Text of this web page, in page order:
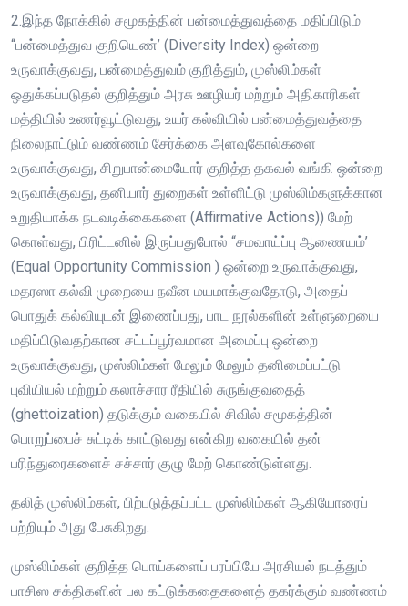
2.இந்த நோக்கில் சமூகத்தின் பன்மைத்துவத்தை மதிப்பிடும்
“பன்மைத்துவ குறியெண்’ (Diversity Index) ஒன்றை
உருவாக்குவது, பன்மைத்துவம் குறித்தும், முஸ்லிம்கள்
ஒதுக்கப்படுதல் குறித்தும் அரசு ஊழியர் மற்றும் அதிகாரிகள்
மத்தியில் உணர்வூட்டுவது, உயர் கல்வியில் பன்மைத்துவத்தை
நிலைநாட்டும் வண்ணம் சேர்க்கை அளவுகோல்களை
உருவாக்குவது, சிறுபான்மையோர் குறித்த தகவல் வங்கி ஒன்றை
உருவாக்குவது, தனியார் துறைகள் உள்ளிட்டு முஸ்லிம்களுக்கான
உறுதியாக்க நடவடிக்கைகளை (Affirmative Actions)) மேற்
கொள்வது, பிரிட்டனில் இருப்பதுபோல் “சமவாய்ப்பு ஆணையம்’
(Equal Opportunity Commission ) ஒன்றை உருவாக்குவது,
மதரஸா கல்வி முறையை நவீன மயமாக்குவதோடு, அதைப்
பொதுக் கல்வியுடன் இணைப்பது, பாட நூல்களின் உள்ளுறையை
மதிப்பிடுவதற்கான சட்டப்பூர்வமான அமைப்பு ஒன்றை
உருவாக்குவது, முஸ்லிம்கள் மேலும் மேலும் தனிமைப்பட்டு
புவியியல் மற்றும் கலாச்சார ரீதியில் சுருங்குவதைத்
(ghettoization) தடுக்கும் வகையில் சிவில் சமூகத்தின்
பொறுப்பைச் சுட்டிக் காட்டுவது என்கிற வகையில் தன்
பரிந்துரைகளைச் சச்சார் குழு மேற் கொண்டுள்ளது.
தலித் முஸ்லிம்கள், பிற்படுத்தப்பட்ட முஸ்லிம்கள் ஆகியோரைப்
பற்றியும் அது பேசுகிறது.
முஸ்லிம்கள் குறித்த பொய்களைப் பரப்பியே அரசியல் நடத்தும்
பாசிஸ சக்திகளின் பல கட்டுக்கதைகளைத் தகர்க்கும் வண்ணம்